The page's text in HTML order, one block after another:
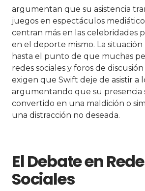
argumentan que su asistencia
juegos en espectáculos
centran más en las celebridades
en el deporte mismo. La situación
hasta el punto de que muchas
redes sociales y foros de
exigen que Swift deje de asistir a
argumentando que su presencia
convertido en una maldición o
una distracción no deseada.
El Debate en
Sociales